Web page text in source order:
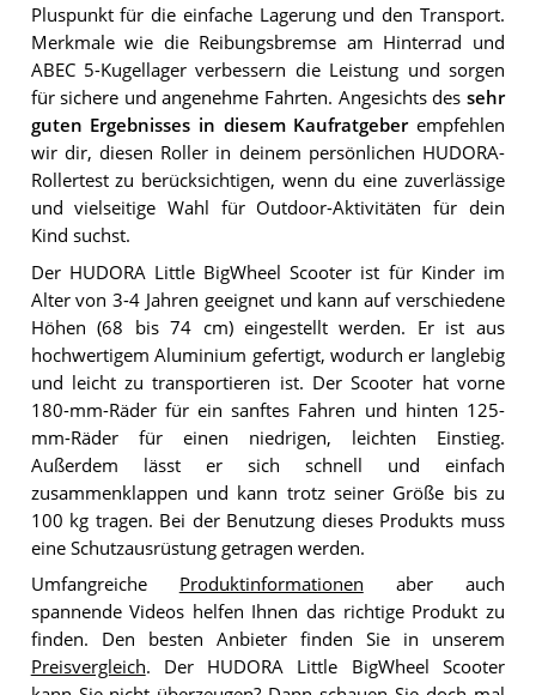
Pluspunkt für die einfache Lagerung und den Transport.
Merkmale wie die Reibungsbremse am Hinterrad und
ABEC 5-Kugellager verbessern die Leistung und sorgen
für sichere und angenehme Fahrten. Angesichts des sehr
guten Ergebnisses in diesem Kaufratgeberempfehlen
wir dir, diesen Roller in deinem persönlichen HUDORA-
Rollertest zu berücksichtigen, wenn du eine zuverlässige
und vielseitige Wahl für Outdoor-Aktivitäten für dein
Kind suchst.
Der HUDORA Little BigWheel Scooter ist für Kinder im
Alter von 3-4 Jahren geeignet und kann auf verschiedene
Höhen (68 bis 74 cm) eingestellt werden. Er ist aus
hochwertigem Aluminium gefertigt, wodurch er langlebig
und leicht zu transportieren ist. Der Scooter hat vorne
180-mm-Räder für ein sanftes Fahren und hinten 125-
mm-Räder für einen niedrigen, leichten Einstieg.
Außerdem lässt er sich schnell und einfach
zusammenklappen und kann trotz seiner Größe bis zu
100 kg tragen. Bei der Benutzung dieses Produkts muss
eine Schutzausrüstung getragen werden.
Umfangreiche Produktinformationen aber auch
spannende Videos helfen Ihnen das richtige Produkt zu
finden. Den besten Anbieter finden Sie in unserem
Preisvergleich. Der HUDORA Little BigWheel Scooter